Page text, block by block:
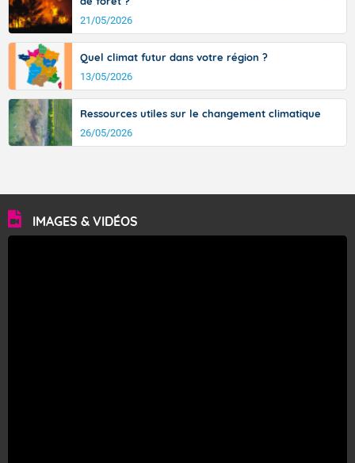
21/05/2026
Quel climat futur dans votre région ?
13/05/2026
Ressources utiles sur le changement climatique
26/05/2026
IMAGES & VIDÉOS